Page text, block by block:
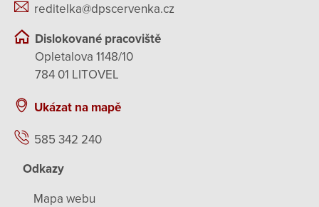
reditelka@dpscervenka.cz
Dislokované pracoviště
Opletalova 1148/10
784 01 LITOVEL
Ukázat na mapě
585 342 240
Odkazy
Mapa webu